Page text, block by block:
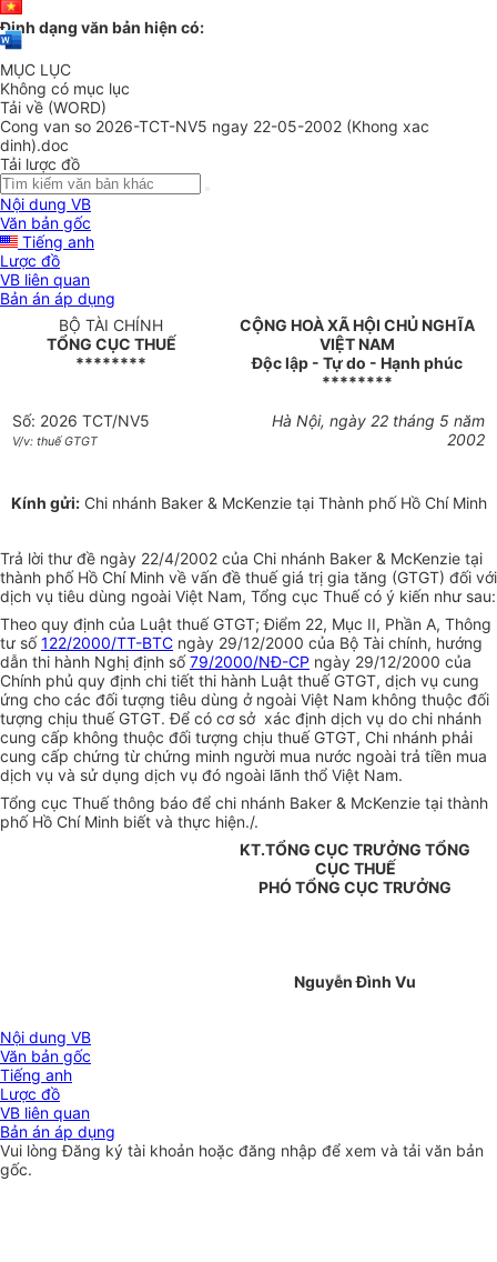
Định dạng văn bản hiện có:
MỤC LỤC
Không có mục lục
Tải về (WORD)
Cong van so 2026-TCT-NV5 ngay 22-05-2002 (Khong xac
dinh).doc
Tải lược đồ
Nội dung VB
Văn bản gốc
Tiếng anh
Lược đồ
VB liên quan
Bản án áp dụng
BỘ TÀI CHÍNH
TỔNG CỤC THUẾ
********
CỘNG HOÀ XÃ HỘI CHỦ NGHĨA
VIỆT NAM
Độc lập - Tự do - Hạnh phúc
********
Số: 2026 TCT/NV5
V/v: thuế GTGT
Hà Nội, ngày 22 tháng 5 năm
2002
Kính gửi:Chi nhánh Baker & McKenzie tại Thành phố Hồ Chí Minh
Trả lời thư đề ngày 22/4/2002 của Chi nhánh Baker & McKenzie tại
thành phố Hồ Chí Minh về vấn đề thuế giá trị gia tăng (GTGT) đối với
dịch vụ tiêu dùng ngoài Việt Nam, Tổng cục Thuế có ý kiến như sau:
Theo quy định của Luật thuế GTGT; Điểm 22, Mục II, Phần A, Thông
tư số122/2000/TT-BTC ngày 29/12/2000 của Bộ Tài chính, hướng
dẫn thi hành Nghị định số79/2000/NĐ-CP ngày 29/12/2000 của
Chính phủ quy định chi tiết thi hành Luật thuế GTGT, dịch vụ cung
ứng cho các đối tượng tiêu dùng ở ngoài Việt Nam không thuộc đối
tượng chịu thuế GTGT. Để có cơ sở xác định dịch vụ do chi nhánh
cung cấp không thuộc đối tượng chịu thuế GTGT, Chi nhánh phải
cung cấp chứng từ chứng minh người mua nước ngoài trả tiền mua
dịch vụ và sử dụng dịch vụ đó ngoài lãnh thổ Việt Nam.
Tổng cục Thuế thông báo để chi nhánh Baker & McKenzie tại thành
phố Hồ Chí Minh biết và thực hiện./.
KT.TỔNG CỤC TRƯỞNG TỔNG
CỤC THUẾ
PHÓ TỔNG CỤC TRƯỞNG
Nguyễn Đình Vu
Nội dung VB
Văn bản gốc
Tiếng anh
Lược đồ
VB liên quan
Bản án áp dụng
Vui lòngĐăng ký tài khoản hoặc đăng nhập để xem và tải văn bản
gốc.